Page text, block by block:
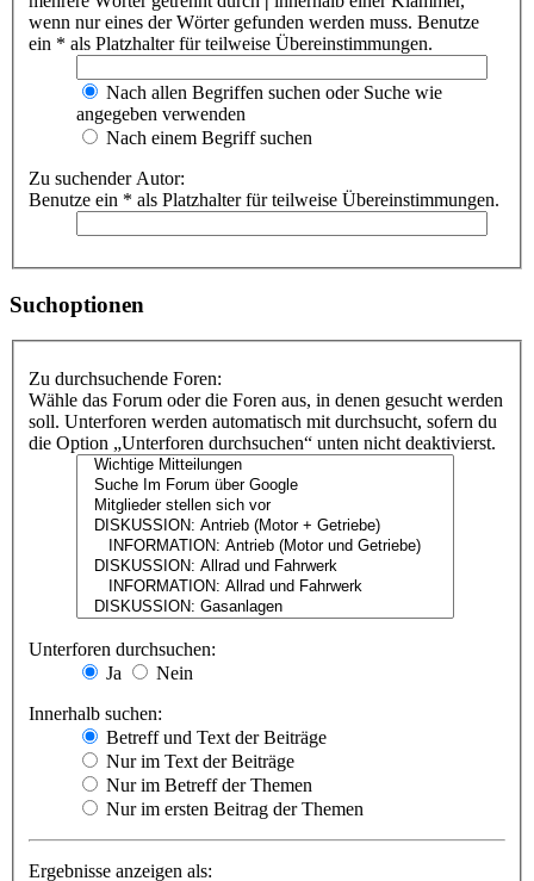
wenn nur eines der Wörter gefunden werden muss. Benutze
ein * als Platzhalter für teilweise Übereinstimmungen.
Nach allen Begriffen suchen oder Suche wie
angegeben verwenden
Nach einem Begriff suchen
Zu suchender Autor:
Benutze ein * als Platzhalter für teilweise Übereinstimmungen.
Suchoptionen
Zu durchsuchende Foren:
Wähle das Forum oder die Foren aus, in denen gesucht werden
soll. Unterforen werden automatisch mit durchsucht, sofern du
die Option „Unterforen durchsuchen“ unten nicht deaktivierst.
Unterforen durchsuchen:
Ja
Nein
Innerhalb suchen:
Betreff und Text der Beiträge
Nur im Text der Beiträge
Nur im Betreff der Themen
Nur im ersten Beitrag der Themen
Ergebnisse anzeigen als: